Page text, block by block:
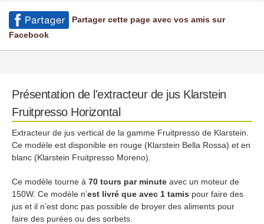
Partager cette page avec vos amis sur
Facebook
Présentation de l'extracteur de jus Klarstein
Fruitpresso Horizontal
Extracteur de jus vertical de la gamme Fruitpresso de Klarstein.
Ce modèle est disponible en rouge (Klarstein Bella Rossa) et en
blanc (Klarstein Fruitpresso Moreno).
Ce modèle tourne à 70 tours par minute avec un moteur de
150W. Ce modèle n’est livré que avec 1 tamis pour faire des
jus et il n’est donc pas possible de broyer des aliments pour
faire des purées ou des sorbets.